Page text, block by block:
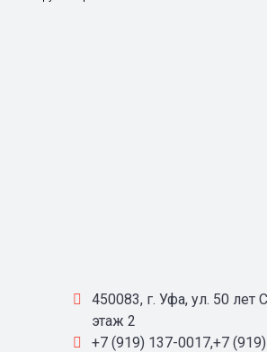
450083, г. Уфа, ул. 50 лет
этаж 2
+7 (919) 137-0017,+7